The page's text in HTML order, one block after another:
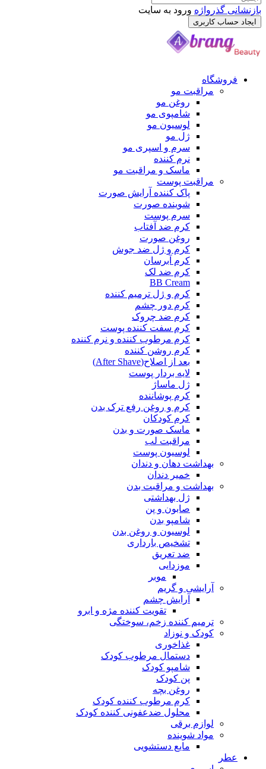
بازنشانی گذرواژه ورود به سایت
ایجاد حساب کاربری
فروشگاه
مراقبت مو
روغن مو
شامپوی مو
لوسیون مو
ژل مو
سرم و اسپری مو
نرم کننده
ماسک و مراقبت مو
مراقبت پوست
پاک کننده آرایش صورت
شوینده صورت
سرم پوست
کرم ضد آفتاب
روغن صورت
کرم و ژل ضد جوش
کرم آبرسان
کرم ضد لک
BB Cream
کرم و ژل ترمیم کننده
کرم دور چشم
کرم ضد چروک
کرم سفت کننده پوست
کرم مرطوب کننده و نرم کننده
کرم روشن کننده
بعد از اصلاح(After Shave)
لایه بردار پوست
ژل ماساژ
کرم پوشاننده
کرم و روغن رفع ترک بدن
کرم کودکان
ماسک صورت و بدن
مراقبت لب
لوسیون پوست
بهداشت دهان و دندان
خمیر دندان
بهداشت و مراقبت بدن
ژل بهداشتی
صابون و پن
شامپو بدن
لوسیون و روغن بدن
تشخیص بارداری
ضد تعریق
موزدایی
موبر
آرایشی و گریم
آرایش چشم
تقویت کننده مژه و ابرو
ترمیم کننده زخم، سوختگی
کودک و نوزاد
غذاخوری
دستمال مرطوب کودک
شامپو کودک
پن کودک
روغن بچه
کرم مرطوب کننده کودک
محلول ضدعفونی کننده کودک
لوازم برقی
مواد شوینده
مایع دستشویی
عطر